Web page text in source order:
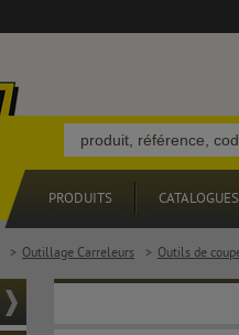
PRODUITS CATALOGUES
> Outillage Carreleurs > Outils de